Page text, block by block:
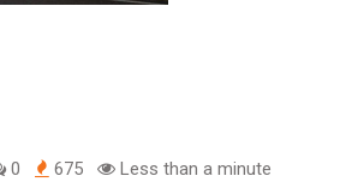
0 675 Less than a minute